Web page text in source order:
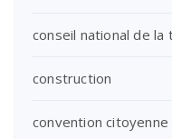
conseil national de
construction
convention citoyenne